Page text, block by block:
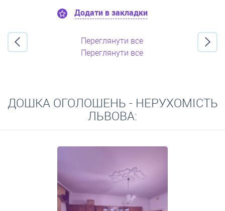
Додати в закладки
Переглянути все
Переглянути все
ДОШКА ОГОЛОШЕНЬ - НЕРУХОМІСТЬ
ЛЬВОВА: